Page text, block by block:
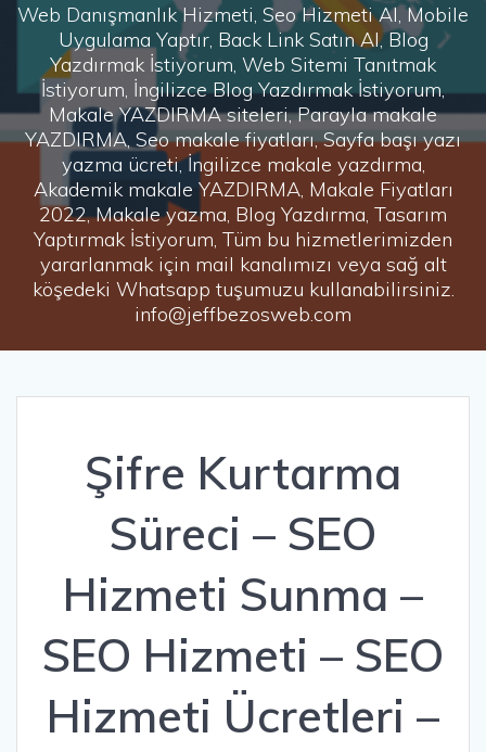
Web Danışmanlık Hizmeti, Seo Hizmeti Al, Mobile
Uygulama Yaptır, Back Link Satın Al, Blog
Yazdırmak İstiyorum, Web Sitemi Tanıtmak
İstiyorum, İngilizce Blog Yazdırmak İstiyorum,
Makale YAZDIRMA siteleri, Parayla makale
YAZDIRMA, Seo makale fiyatları, Sayfa başı yazı
yazma ücreti, İngilizce makale yazdırma,
Akademik makale YAZDIRMA, Makale Fiyatları
2022, Makale yazma, Blog Yazdırma, Tasarım
Yaptırmak İstiyorum, Tüm bu hizmetlerimizden
yararlanmak için mail kanalımızı veya sağ alt
köşedeki Whatsapp tuşumuzu kullanabilirsiniz.
info@jeffbezosweb.com
Şifre Kurtarma
Süreci – SEO
Hizmeti Sunma –
SEO Hizmeti – SEO
Hizmeti Ücretleri –